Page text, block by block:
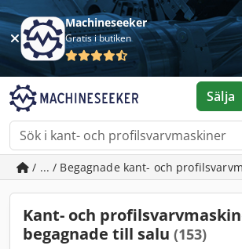
Machineseeker
Gratis i butiken
Sälja
/ ... / Begagnade kant- och
Kant- och
begagnade till salu (153)